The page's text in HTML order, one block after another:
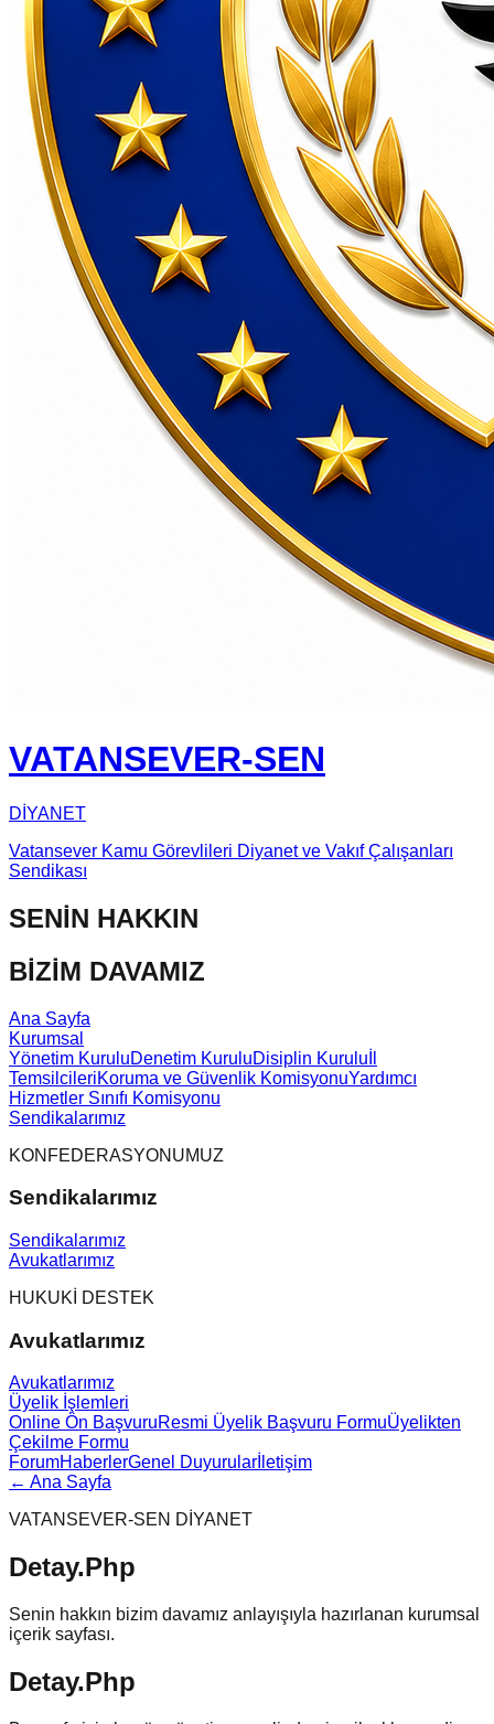
VATANSEVER-SEN
DİYANET
Vatansever Kamu Görevlileri Diyanet ve Vakıf Çalışanları
Sendikası
SENİN HAKKIN
BİZİM DAVAMIZ
Ana Sayfa
Kurumsal
Yönetim KuruluDenetim KuruluDisiplin Kurulu
TemsilcileriKoruma ve Güvenlik KomisyonuYardımcı
Hizmetler Sınıfı Komisyonu
Sendikalarımız
KONFEDERASYONUMUZ
Sendikalarımız
Sendikalarımız
Avukatlarımız
HUKUKİ DESTEK
Avukatlarımız
Avukatlarımız
Üyelik İşlemleri
Online Ön BaşvuruResmi Üyelik Başvuru FormuÜyelikten
Çekilme Formu
ForumHaberlerGenel Duyurular İletişim
← Ana Sayfa
VATANSEVER-SEN DİYANET
Detay.Php
Senin hakkın bizim davamız anlayışıyla hazırlanan kurumsal
içerik sayfası.
Detay.Php